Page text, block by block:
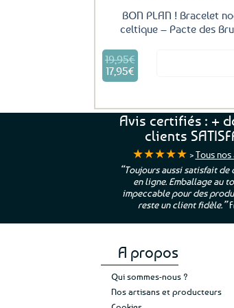
BON PLAN ! Bracelet
celtique – Pacte des
19,95€
Le
prix
initial
17,95€
Le
est :
17,95€.
Avis certifiés : +
clients
★★★★★ >Tous
“Toujours aussi satisfait
en ligne. Emballage au
impeccable pour des
reste un client fidèle.”
A propos
Qui sommes-nous ?
Nos artisans et producteurs